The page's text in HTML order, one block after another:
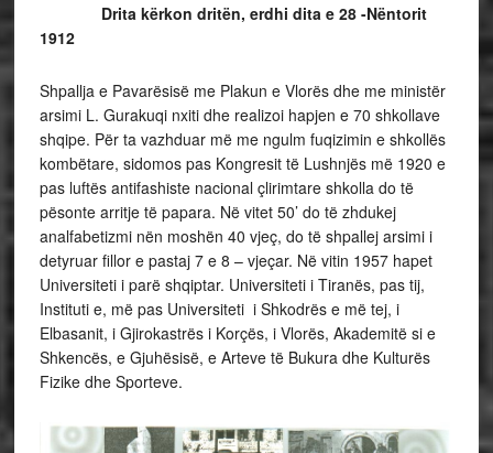
Drita kërkon dritën, erdhi dita e 28 -Nëntorit
1912
Shpallja e Pavarësisë me Plakun e Vlorës dhe me ministër
arsimi L. Gurakuqi nxiti dhe realizoi hapjen e 70 shkollave
shqipe. Për ta vazhduar më me ngulm fuqizimin e shkollës
kombëtare, sidomos pas Kongresit të Lushnjës më 1920 e
pas luftës antifashiste nacional çlirimtare shkolla do të
pësonte arritje të papara. Në vitet 50’ do të zhdukej
analfabetizmi nën moshën 40 vjeç, do të shpallej arsimi i
detyruar fillor e pastaj 7 e 8 – vjeçar. Në vitin 1957 hapet
Universiteti i parë shqiptar. Universiteti i Tiranës, pas tij,
Instituti e, më pas Universiteti i Shkodrës e më tej, i
Elbasanit, i Gjirokastrës i Korçës, i Vlorës, Akademitë si e
Shkencës, e Gjuhësisë, e Arteve të Bukura dhe Kulturës
Fizike dhe Sporteve.